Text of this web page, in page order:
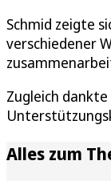
Schmid zeigte
verschiedener
Zugleich
Alles zum